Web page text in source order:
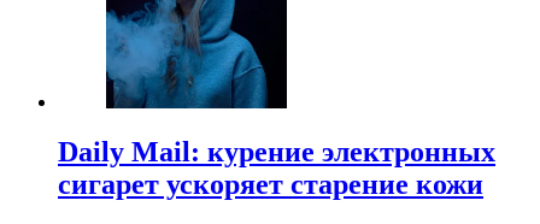
Daily Mail: курение электронных
сигарет ускоряет старение кожи